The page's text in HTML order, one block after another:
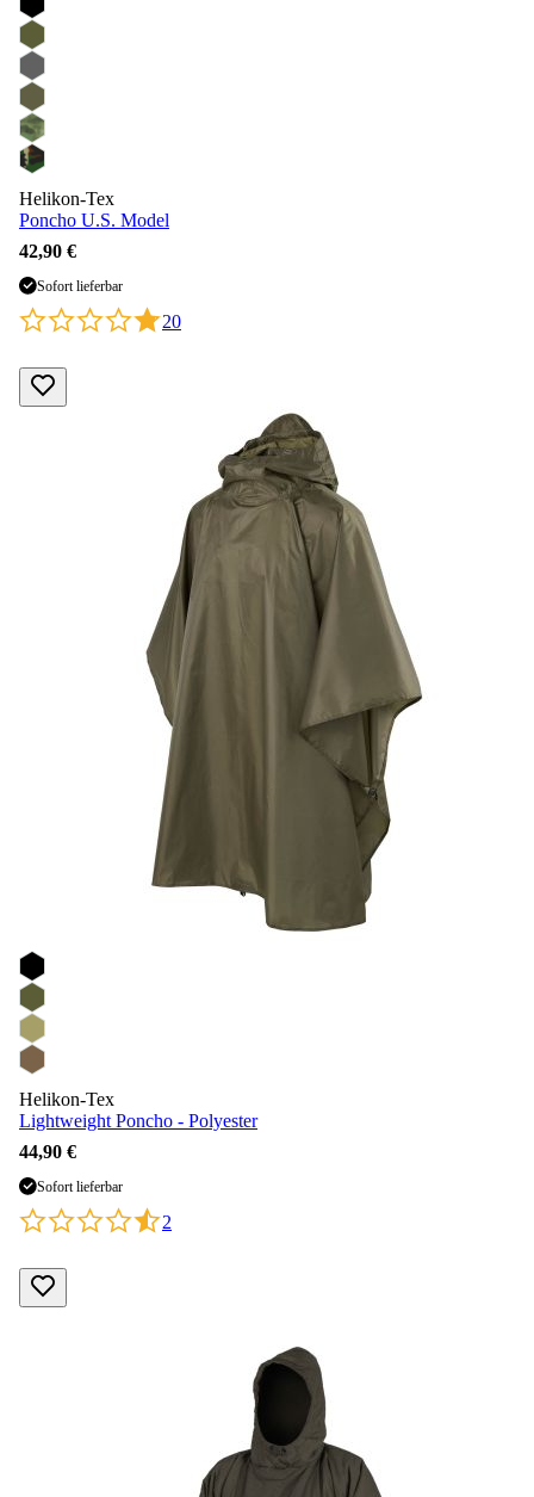
Helikon-Tex
Poncho U.S. Model
42,90 €
Sofort lieferbar
20
Helikon-Tex
Lightweight Poncho - Polyester
44,90 €
Sofort lieferbar
2